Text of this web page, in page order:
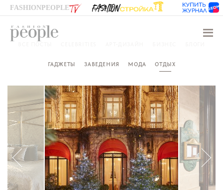
FASHIONPEOPLE
ГАДЖЕТЫ ЗАВЕДЕНИЯ МОДА ОТДЫХ